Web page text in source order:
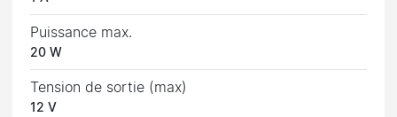
Puissance max.
20 W
Tension de sortie (max)
12 V